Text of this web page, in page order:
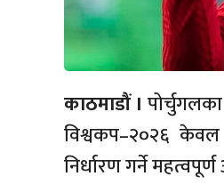
काठमाडौं ।
विश्वकप–२०२६ केवल
निर्धारण गर्ने